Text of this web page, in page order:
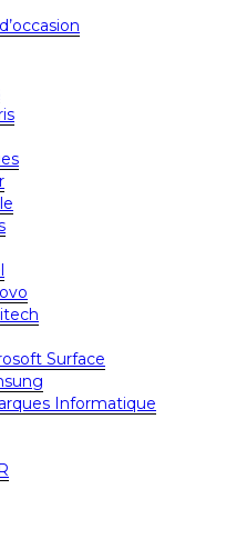
Surface
Informatique